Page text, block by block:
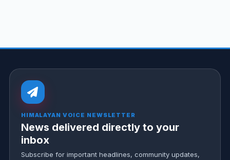
HIMALAYAN VOICE NEWSLETTER
News delivered directly to your
inbox
Subscribe for important headlines, community updates,